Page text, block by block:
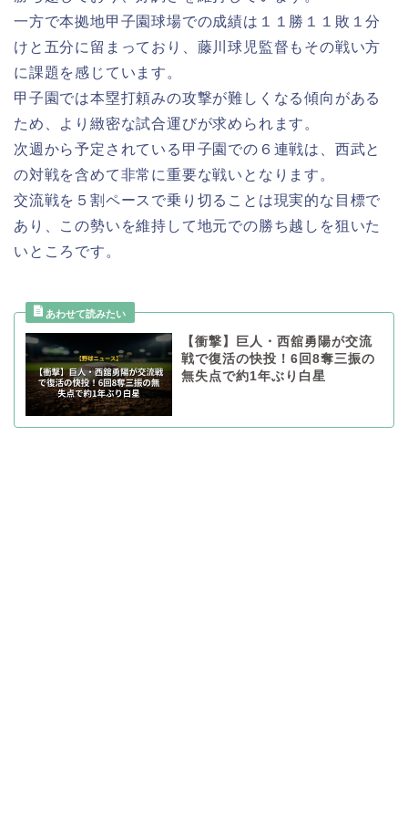
一方で本拠地甲子園球場での成績は１１勝１１敗１分
けと五分に留まっており、藤川球児監督もその戦い方
に課題を感じています。
甲子園では本塁打頼みの攻撃が難しくなる傾向がある
ため、より緻密な試合運びが求められます。
次週から予定されている甲子園での６連戦は、西武と
の対戦を含めて非常に重要な戦いとなります。
交流戦を５割ペースで乗り切ることは現実的な目標で
あり、この勢いを維持して地元での勝ち越しを狙いた
いところです。
【衝撃】巨人・西舘勇陽が交流
戦で復活の快投！6回8奪三振の
無失点で約1年ぶり白星